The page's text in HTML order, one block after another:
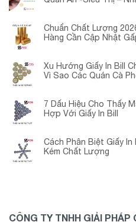
Chuẩn Chất Lượng
Hàng Cần Cập Nhật
Xu Hướng Giấy In Bill
Vì Sao Các Quán Cà
7 Dấu Hiệu Cho Thấy
Hợp Với Giấy In Bill
Cách Phân Biệt Giấy In
Kém Chất Lượng
CÔNG TY TNHH GIẢI PHÁP